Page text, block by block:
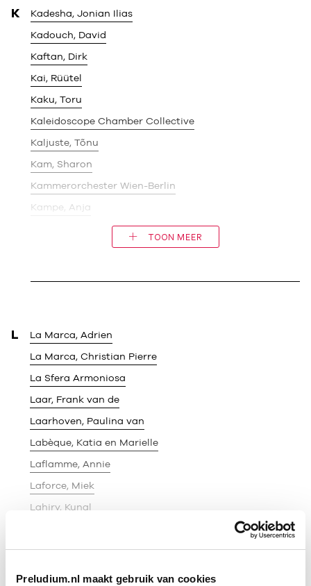
Preludium.nl maakt gebruik van cookies
K Kadesha, Jonian Ilias
Kadouch, David
Kaftan, Dirk
Kai, Rüütel
Kaku, Toru
Kaleidoscope Chamber Collective
Kaljuste, Tõnu
Kam, Sharon
Kammerorchester Wien-Berlin
Kampe, Anja
TOON MEER
L La Marca, Adrien
La Marca, Christian Pierre
La Sfera Armoniosa
Laar, Frank van de
Laarhoven, Paulina van
Labèque, Katia en Marielle
Laflamme, Annie
Laforce, Miek
Lahiry, Kunal